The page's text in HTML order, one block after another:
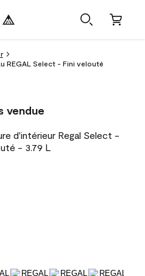
REGAL Select - Fini velouté
vendue